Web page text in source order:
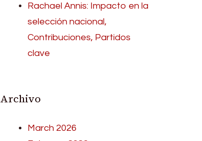
Rachael Annis: Impacto en la
selección nacional,
Contribuciones, Partidos
clave
Archivo
March 2026